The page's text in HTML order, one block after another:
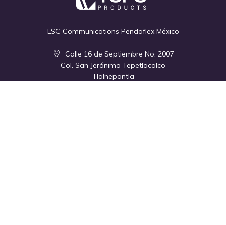
LSC Communications Pendaflex México
Calle 16 de Septiembre No. 2007
Col. San Jerónimo Tepetlacalco
Tlalnepantla